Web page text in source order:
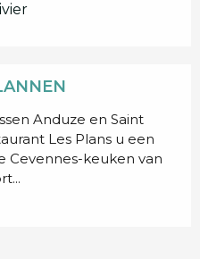
Anduze en Saint
Les Plans u een
Cevennes-keuken van